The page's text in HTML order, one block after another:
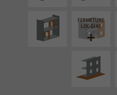
FERMETURE
LOGGIAS
AMÉNAGEMENT
EXTÉRIEUR